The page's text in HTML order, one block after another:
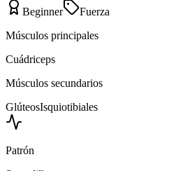
Beginner
Fuerza
Músculos principales
Cuádriceps
Músculos secundarios
GlúteosIsquiotibiales
Patrón